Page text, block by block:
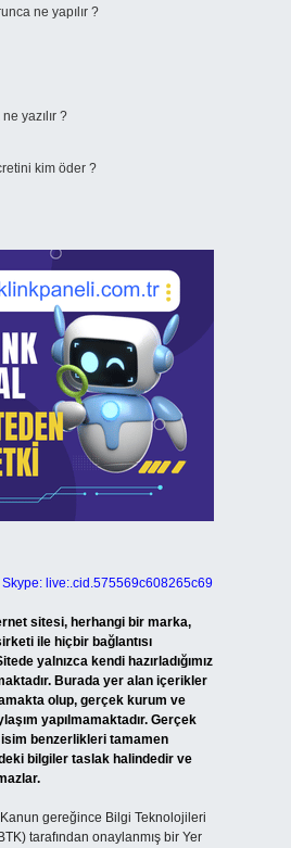
ne yapılır ?
ne yazılır ?
kim öder ?
Skype: live:.cid.575569c608265c69
sitesi, herhangi bir marka,
ile hiçbir bağlantısı
yalnızca kendi hazırladığımız
Burada yer alan içerikler
olup, gerçek kurum ve
yapılmamaktadır. Gerçek
benzerlikleri tamamen
bilgiler taslak halindedir ve
Kanun gereğince Bilgi Teknolojileri
tarafından onaylanmış bir Yer